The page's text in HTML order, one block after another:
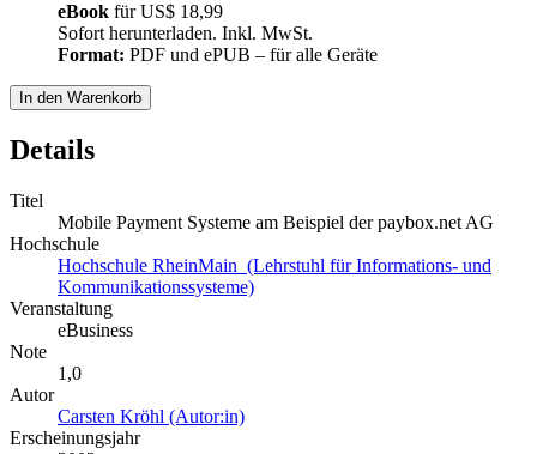
eBook fürUS$ 18,99
Sofort herunterladen. Inkl. MwSt.
Format: PDF und ePUB – für alle Geräte
In den Warenkorb
Details
Titel
Mobile Payment Systeme am Beispiel der paybox.net AG
Hochschule
Hochschule RheinMain (Lehrstuhl für Informations- und
Kommunikationssysteme)
Veranstaltung
eBusiness
Note
1,0
Autor
Carsten Kröhl (Autor:in)
Erscheinungsjahr